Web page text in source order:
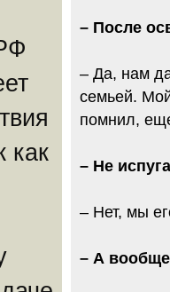
как
– После
– Да, нам
семьей.
помнил,
– Не
– Нет, мы
– А